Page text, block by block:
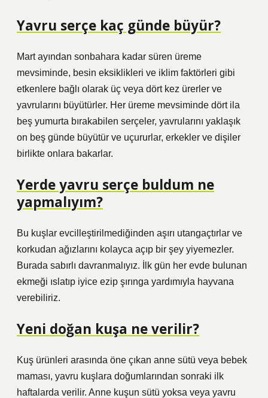
Yavru serçe kaç günde büyür?
Mart ayından sonbahara kadar süren üreme
mevsiminde, besin eksiklikleri ve iklim faktörleri gibi
etkenlere bağlı olarak üç veya dört kez ürerler ve
yavrularını büyütürler. Her üreme mevsiminde dört ila
beş yumurta bırakabilen serçeler, yavrularını yaklaşık
on beş günde büyütür ve uçururlar, erkekler ve dişiler
birlikte onlara bakarlar.
Yerde yavru serçe buldum ne
yapmalıyım?
Bu kuşlar evcilleştirilmediğinden aşırı utangaçtırlar ve
korkudan ağızlarını kolayca açıp bir şey yiyemezler.
Burada sabırlı davranmalıyız. İlk gün her evde bulunan
ekmeği ıslatıp iyice ezip şırınga yardımıyla hayvana
verebiliriz.
Yeni doğan kuşa ne verilir?
Kuş ürünleri arasında öne çıkan anne sütü veya bebek
maması, yavru kuşlara doğumlarından sonraki ilk
haftalarda verilir. Anne kuşun sütü yoksa veya yavru